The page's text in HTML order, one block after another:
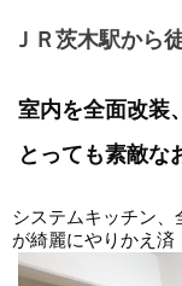
ＪＲ茨木駅から
室内を全面改装
とっても素敵な
システムキッチン
が綺麗にやりかえ済